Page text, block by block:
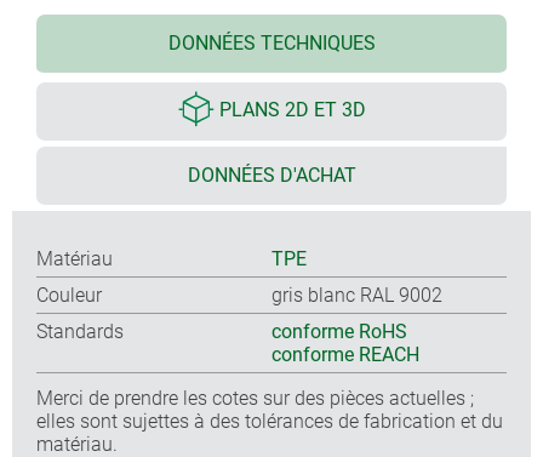
DONNÉES TECHNIQUES
PLANS 2D ET 3D
DONNÉES D'ACHAT
Matériau
TPE
Couleur
gris blanc RAL 9002
Standards
conforme RoHS
conforme REACH
Merci de prendre les cotes sur des pièces actuelles ;
elles sont sujettes à des tolérances de fabrication et du
matériau.